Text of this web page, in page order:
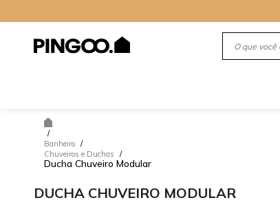
/
Banheiro /
Chuveiros e Duchas
/
Ducha Chuveiro Modular
DUCHA CHUVEIRO MODULAR